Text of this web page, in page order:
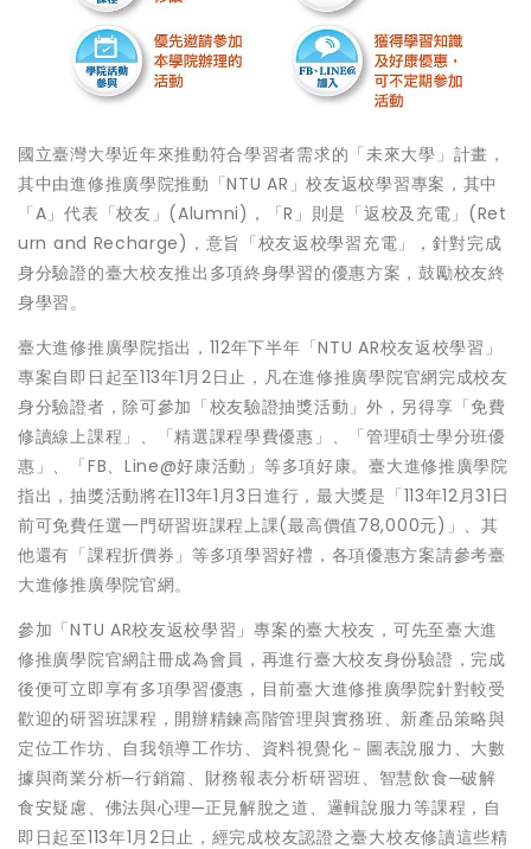
國立臺灣大學近年來推動符合學習者需求的「未來大學」計畫，
其中由進修推廣學院推動「NTU AR」校友返校學習專案，其中
「A」代表「校友」(Alumni)，「R」則是「返校及充電」(Ret
urn and Recharge)，意旨「校友返校學習充電」，針對完成
身分驗證的臺大校友推出多項終身學習的優惠方案，鼓勵校友終
身學習。
臺大進修推廣學院指出，112年下半年「NTU AR校友返校學習」
專案自即日起至113年1月2日止，凡在進修推廣學院官網完成校友
身分驗證者，除可參加「校友驗證抽獎活動」外，另得享「免費
修讀線上課程」、「精選課程學費優惠」、「管理碩士學分班優
惠」、「FB、Line@好康活動」等多項好康。臺大進修推廣學院
指出，抽獎活動將在113年1月3日進行，最大獎是「113年12月31日
前可免費任選一門研習班課程上課(最高價值78,000元)」、其
他還有「課程折價券」等多項學習好禮，各項優惠方案請參考臺
大進修推廣學院官網。
參加「NTU AR校友返校學習」專案的臺大校友，可先至臺大進
修推廣學院官網註冊成為會員，再進行臺大校友身份驗證，完成
後便可立即享有多項學習優惠，目前臺大進修推廣學院針對較受
歡迎的研習班課程，開辦精鍊高階管理與實務班、新產品策略與
定位工作坊、自我領導工作坊、資料視覺化－圖表說服力、大數
據與商業分析─行銷篇、財務報表分析研習班、智慧飲食─破解
食安疑慮、佛法與心理─正見解脫之道、邏輯說服力等課程，自
即日起至113年1月2日止，經完成校友認證之臺大校友修讀這些精